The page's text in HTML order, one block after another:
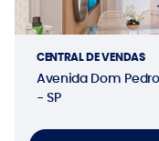
CENTRAL DE VENDAS
Avenida Dom
- SP